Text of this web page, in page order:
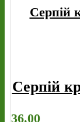
Серпій
Серпій
36.00